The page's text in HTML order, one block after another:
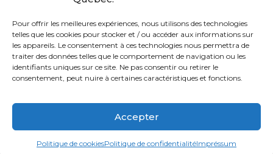
Pour offrir les meilleures expériences, nous utilisons des technologies
telles que les cookies pour stocker et / ou accéder aux informations sur
les appareils. Le consentement à ces technologies nous permettra de
traiter des données telles que le comportement de navigation ou les
identifiants uniques sur ce site. Ne pas consentir ou retirer le
consentement, peut nuire à certaines caractéristiques et fonctions.
Accepter
Politique de cookiesPolitique de confidentialitéImpréssum